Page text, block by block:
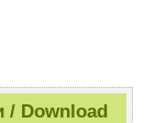
/ Download